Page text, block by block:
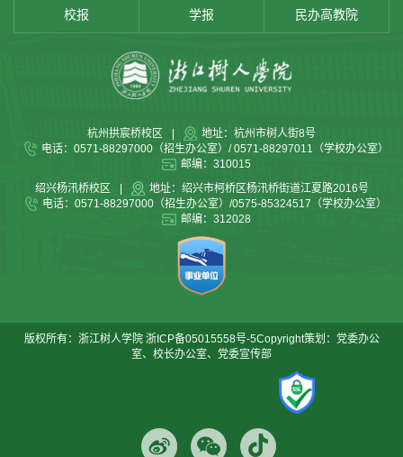
校报 学报 民办高教院
杭州拱宸桥校区 |
地址：杭州市树人街8号
电话：0571-88297000（招生办公室）/ 0571-88297011（学校办公室）
邮编：310015
绍兴杨汛桥校区
|
地址：绍兴市柯桥区杨汛桥街道江夏路2016号
电话：0571-88297000（招生办公室）/0575-85324517（学校办公室）
邮编：312028
版权所有：浙江树人学院 浙ICP备05015558号-5Copyright策划：党委办公
室、校长办公室、党委宣传部